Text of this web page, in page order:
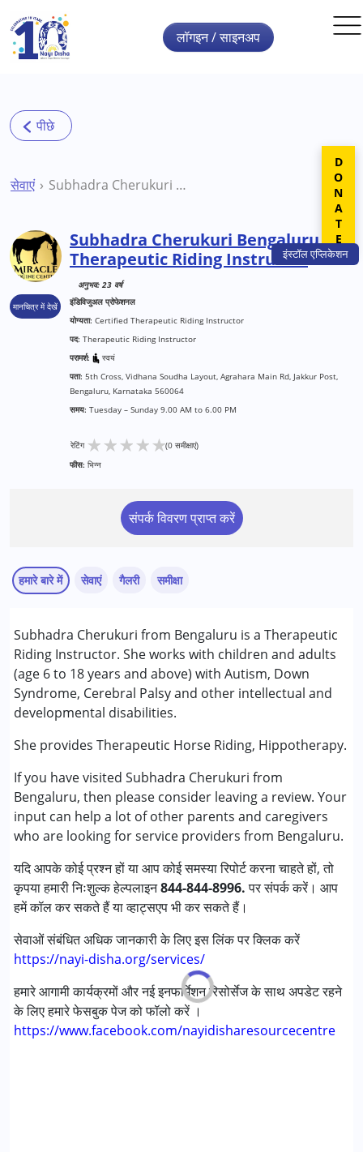
Skip to main content
इंस्टॉलएप्लिकेशन
लॉगइन / साइनअप
सेवाएं Subhadra Cherukuri Bengaluru Therapeutic Riding Instructor
मानचित्र में देखें
Subhadra Cherukuri Bengaluru
Therapeutic Riding Instructor
अनुभव: 23 वर्ष
इंडिविजुअल प्रोफेशनल
योग्यता: Certified Therapeutic Riding Instructor
पद: Therapeutic Riding Instructor
परामर्श:
स्वयं
पता: 5th Cross, Vidhana Soudha Layout, Agrahara Main Rd, Jakkur Post,
Bengaluru, Karnataka 560064
समय: Tuesday – Sunday 9.00 AM to 6.00 PM
रेटिंग ★★★★★(0 समीक्षाएं)
फीस: भिन्न
संपर्क विवरण प्राप्त करें
हमारे बारे में
Subhadra Cherukuri from Bengaluru is a Therapeutic
Riding Instructor. She works with children and adults
(age 6 to 18 years and above) with Autism, Down
Syndrome, Cerebral Palsy and other intellectual and
developmental disabilities.
She provides Therapeutic Horse Riding, Hippotherapy.
If you have visited Subhadra Cherukuri from
Bengaluru, then please consider leaving a review. Your
input can help a lot of other parents and caregivers
who are looking for service providers from Bengaluru.
यदि आपके कोई प्रश्न हों या आप कोई समस्या रिपोर्ट करना चाहते हों, तो
कृपया हमारी निःशुल्क हेल्पलाइन844-844-8996.पर संपर्क करें। आप
हमें कॉल कर सकते हैं या व्हाट्सएप भी कर सकते हैं।
सेवाओं संबंधित अधिक जानकारी के लिए इस लिंक पर क्लिक करें
https://nayi-disha.org/services/
हमारे आगामी कार्यक्रमों और नई इनफार्मेशन रिसोर्सेज के साथ अपडेट रहने
के लिए हमारे फेसबुक पेज को फॉलो करें ।
https://www.facebook.com/nayidisharesourcecentre
सेवाएं
निम्नलिखित विकलांगता संबंधित सेवाएं उपलब्ध :
अटेंशन डेफिसिट (हाइपरएक्टिविटी) डिसऑर्डर (एडीडी/एडीएचडी)
ऑटिज्म स्पेक्ट्रम डिसऑर्डर (ए एस डी )
सेरब्रल पाल्सी (सी पी )
डाउन सिंड्रोम (डी एस )
मिर्गी
फ़्रिजाइल एक्स सिंड्रोम
ग्लोबल डेवलपमेंटल डिले (एर्लियर टर्म वाज़ एमआर)
लर्निंग डिसेबिलिटीज़ (एलडी)
मल्टिपल डिसेबिलिटीज़ (एमडी)
सेंसरी प्रोसेसिंग डिसऑर्डर (SPD)
आयु वर्ग :6 - 12 years ,13 - 17 years ,above 18 years
लिंगमहिला, पुरुष
गैलरी समीक्षा
DONATE